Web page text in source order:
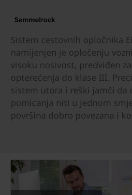
Sistem cestovnih opločnika
namijenjen je opločenju
visoku nosivost, predviđen
opterećenja do klase III.
sistem utora i reški jamči da
pomicanja niti u jednom
površina dobro povezana i